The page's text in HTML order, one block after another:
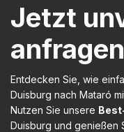
Jetzt
Entdecken Sie, wie
Duisburg nach Mataró
Nutzen Sie unsere
Duisburg und genießen